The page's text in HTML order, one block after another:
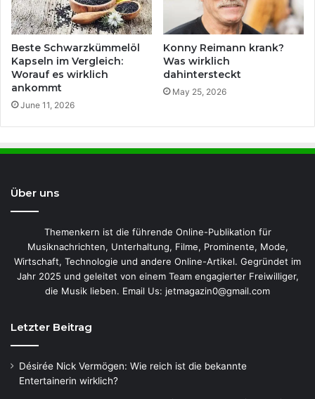
Beste Schwarzkümmelöl
Kapseln im Vergleich:
Worauf es wirklich
ankommt
June 11, 2026
Konny Reimann krank?
Was wirklich
dahintersteckt
May 25, 2026
Über uns
Themenkern ist die führende Online-Publikation für
Musiknachrichten, Unterhaltung, Filme, Prominente, Mode,
Wirtschaft, Technologie und andere Online-Artikel. Gegründet im
Jahr 2025 und geleitet von einem Team engagierter Freiwilliger,
die Musik lieben. Email Us: jetmagazin0@gmail.com
Letzter Beitrag
Désirée Nick Vermögen: Wie reich ist die bekannte
Entertainerin wirklich?